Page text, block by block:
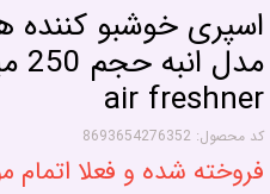
اسپری خوشبو
air freshner
کد محصول: 8693654276352
فروخته شده و فعلا اتمام